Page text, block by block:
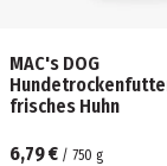
MAC's DOG
frisches Huhn
6,79 € / 750 g